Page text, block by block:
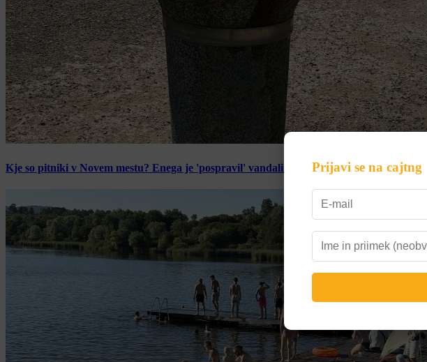
Kje so pitniki v Novem mestu? Enega je 'pospravil' vandalizem Prijavi se na cajtng